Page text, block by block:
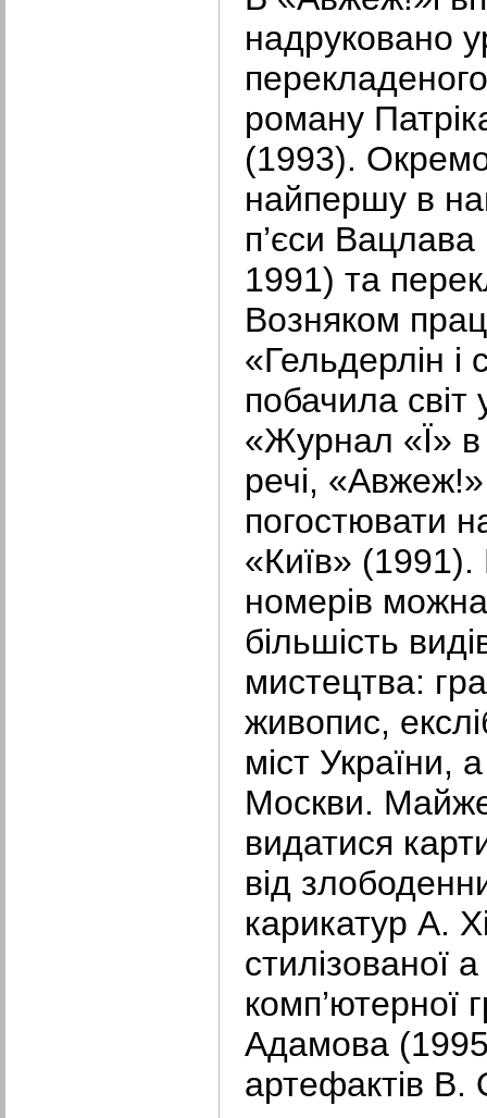
надруковано
роману
(1993).
найпершу в
п’єси
1991) та
Возняком
«Гельдерлін і
побачила світ
«Журнал «Ї»
речі,
погостювати
«Київ» (1991).
номерів
більшість
мистецтва:
живопис,
міст України,
Москви.
видатися
від
карикатур А.
стилізованої
комп’ютерної
Адамова
артефактів В.